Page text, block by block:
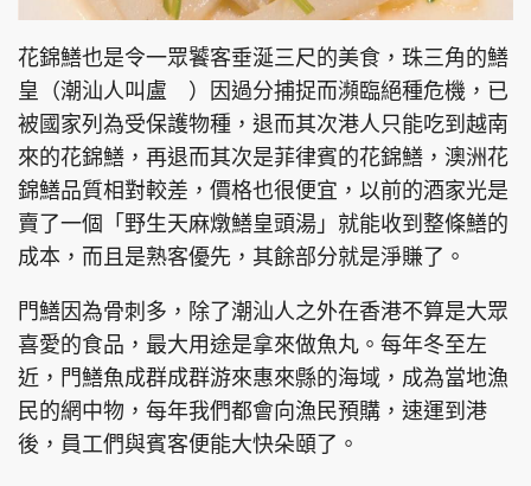
頭條搵工 EDUPLUS
關於我們
聯絡我們
隱私政策聲明
使用條款
版權及免責聲明
Copyright © 東周網 版權所有 . 不得轉載
花錦鱔也是令一眾饕客垂涎三尺的美食，珠三角的鱔
皇（潮汕人叫盧 ）因過分捕捉而瀕臨絕種危機，已
被國家列為受保護物種，退而其次港人只能吃到越南
來的花錦鱔，再退而其次是菲律賓的花錦鱔，澳洲花
錦鱔品質相對較差，價格也很便宜，以前的酒家光是
賣了一個「野生天麻燉鱔皇頭湯」就能收到整條鱔的
成本，而且是熟客優先，其餘部分就是淨賺了。
門鱔因為骨刺多，除了潮汕人之外在香港不算是大眾
喜愛的食品，最大用途是拿來做魚丸。每年冬至左
近，門鱔魚成群成群游來惠來縣的海域，成為當地漁
民的網中物，每年我們都會向漁民預購，速運到港
後，員工們與賓客便能大快朵頤了。